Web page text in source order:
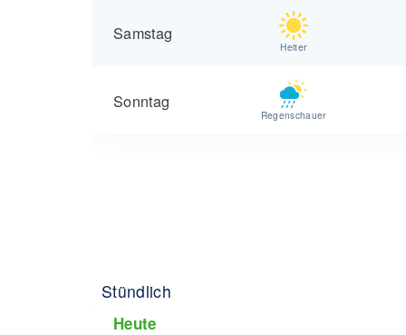
Samstag
Heiter
Sonntag
Regenschauer
Stündlich
Heute